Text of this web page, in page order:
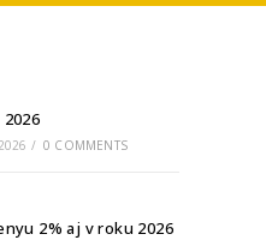
2026
/ 0 COMMENTS
2% aj v roku 2026